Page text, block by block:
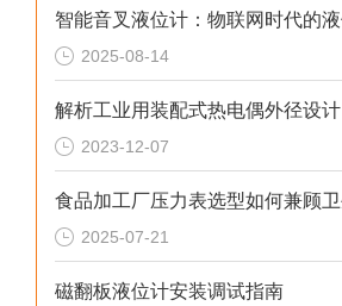
2025-08-14
解析工业用装配式热电偶外径设计
2023-12-07
2025-07-21
磁翻板液位计安装调试指南